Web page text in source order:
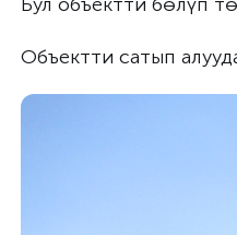
Объектти сатып